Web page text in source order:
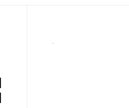
.